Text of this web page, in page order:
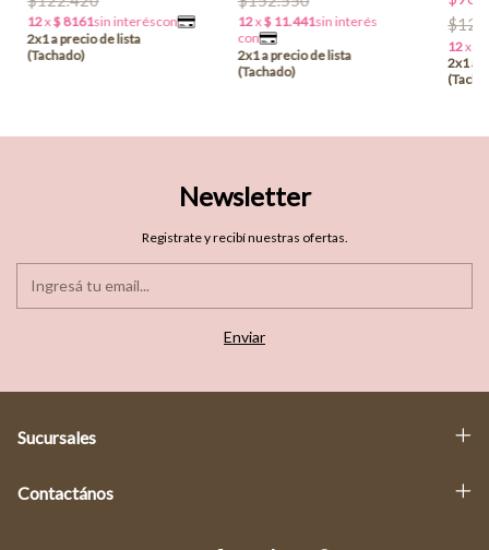
Newsletter
Registrate y recibí nuestras ofertas.
Sucursales
Contactános